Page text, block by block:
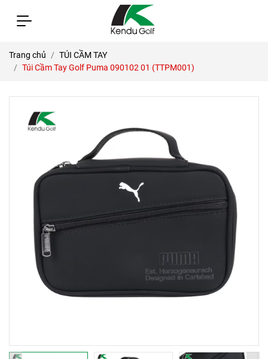
Trang chủ
TÚI CẦM TAY
Túi Cầm Tay Golf Puma 090102 01 (TTPM001)